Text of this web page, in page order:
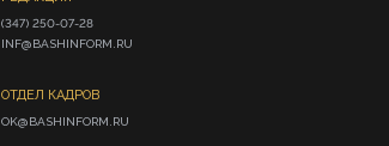
(347) 250-07-28
INF@BASHINFORM.RU
ОТДЕЛ КАДРОВ
OK@BASHINFORM.RU